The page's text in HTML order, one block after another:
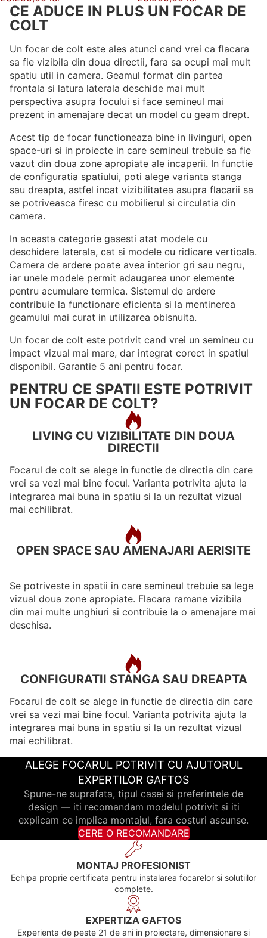
CE ADUCE IN PLUS UN FOCAR DE
COLT
Un focar de colt este ales atunci cand vrei ca flacara
sa fie vizibila din doua directii, fara sa ocupi mai mult
spatiu util in camera. Geamul format din partea
frontala si latura laterala deschide mai mult
perspectiva asupra focului si face semineul mai
prezent in amenajare decat un model cu geam drept.
Acest tip de focar functioneaza bine in livinguri, open
space-uri si in proiecte in care semineul trebuie sa fie
vazut din doua zone apropiate ale incaperii. In functie
de configuratia spatiului, poti alege varianta stanga
sau dreapta, astfel incat vizibilitatea asupra flacarii sa
se potriveasca firesc cu mobilierul si circulatia din
camera.
In aceasta categorie gasesti atat modele cu
deschidere laterala, cat si modele cu ridicare verticala.
Camera de ardere poate avea interior gri sau negru,
iar unele modele permit adaugarea unor elemente
pentru acumulare termica. Sistemul de ardere
contribuie la functionare eficienta si la mentinerea
geamului mai curat in utilizarea obisnuita.
Un focar de colt este potrivit cand vrei un semineu cu
impact vizual mai mare, dar integrat corect in spatiul
disponibil. Garantie 5 ani pentru focar.
PENTRU CE SPATII ESTE POTRIVIT
UN FOCAR DE COLT?
LIVING CU VIZIBILITATE DIN DOUA
DIRECTII
Focarul de colt se alege in functie de directia din care
vrei sa vezi mai bine focul. Varianta potrivita ajuta la
integrarea mai buna in spatiu si la un rezultat vizual
mai echilibrat.
OPEN SPACE SAU AMENAJARI AERISITE
Se potriveste in spatii in care semineul trebuie sa lege
vizual doua zone apropiate. Flacara ramane vizibila
din mai multe unghiuri si contribuie la o amenajare mai
deschisa.
CONFIGURATII STANGA SAU DREAPTA
Focarul de colt se alege in functie de directia din care
vrei sa vezi mai bine focul. Varianta potrivita ajuta la
integrarea mai buna in spatiu si la un rezultat vizual
mai echilibrat.
ALEGE FOCARUL POTRIVIT CU AJUTORUL
EXPERTILOR GAFTOS
Spune-ne suprafata, tipul casei si preferintele de
design — iti recomandam modelul potrivit si iti
explicam ce implica montajul, fara costuri ascunse.
CERE O RECOMANDARE
MONTAJ PROFESIONIST
Echipa proprie certificata pentru instalarea focarelor si solutiilor
complete.
EXPERTIZA GAFTOS
Experienta de peste 21 de ani in proiectare, dimensionare si